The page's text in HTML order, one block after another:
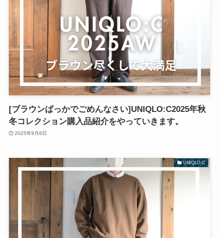
[ブラウンばっかでごめんなさい]UNIQLO:C2025年秋
冬コレクション購入品紹介をやっていきます。
2025年9月6日
UNIQLO:C